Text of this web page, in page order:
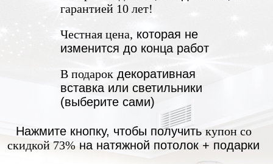
гарантией 10 лет!
Честная цена, которая не
изменится до конца работ
В подарок декоративная
вставка или светильники
(выберите сами)
Нажмите кнопку, чтобы получить купон со
скидкой 73% на натяжной потолок + подарки